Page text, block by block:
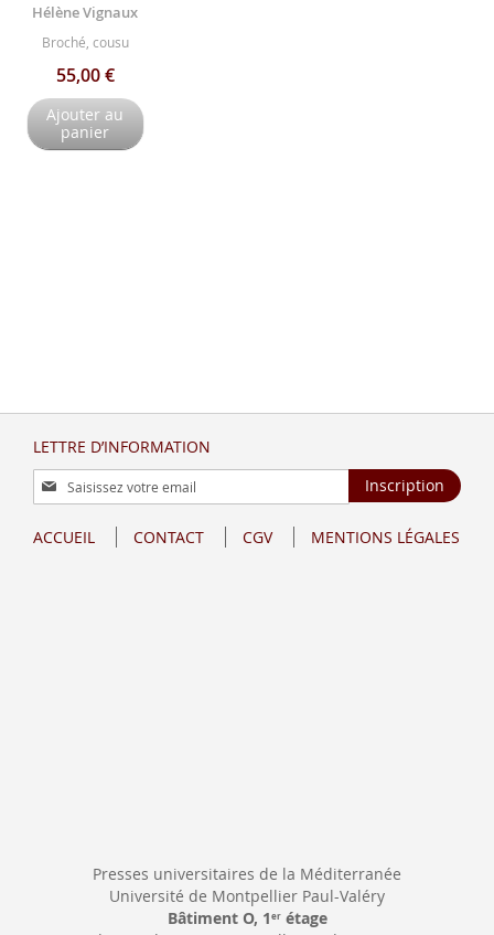
Hélène Vignaux
Broché, cousu
55,00 €
Ajouter au
panier
LETTRE D’INFORMATION
Inscription
à
lettre
Inscription
ACCUEIL CONTACT CGV MENTIONS LÉGALES
Presses universitaires de la Méditerranée
Université de Montpellier Paul-Valéry
Bâtiment O, 1 erétage